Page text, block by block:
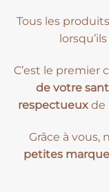
Tous les produits
C’est le premier
de votre
respectueux de
Grâce à vous,
petites